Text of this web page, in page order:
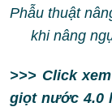
Phẫu thuật
khi nâng
>>> Click
giọt nước 4.0